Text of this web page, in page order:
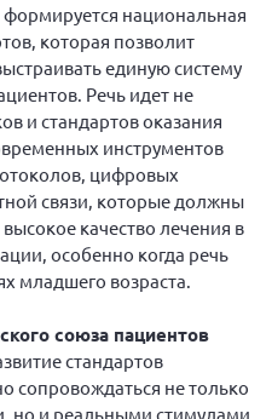
мнения
лет работы
тренинг
реалии" (26-
национальная
которая позволит
единую систему
Речь идет не
и стандартов оказания
инструментов
цифровых
связи, которые должны
качество лечения в
особенно когда речь
младшего возраста.
союза пациентов
стандартов
сопровождаться не только
но и реальными стимулами